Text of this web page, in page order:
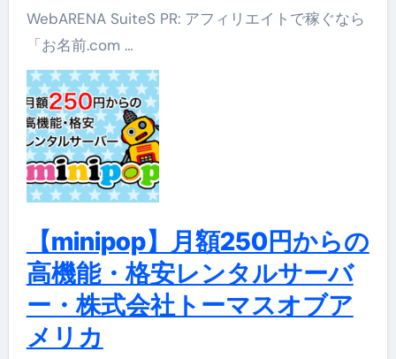
WebARENA SuiteS PR: アフィリエイトで稼ぐなら
「お名前.com …
【minipop】月額250円からの
高機能・格安レンタルサーバ
ー・株式会社トーマスオブア
メリカ